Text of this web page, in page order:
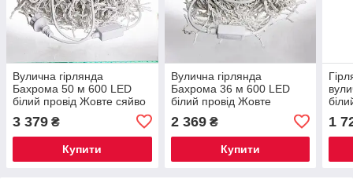
Вулична гірлянда
Бахрома 50 м 600 LED
білий провід Жовте сяйво
3 379 ₴
Купити
Вулична гірлянда
Бахрома 36 м 600 LED
білий провід Жовте
2 369₴
Купити
1